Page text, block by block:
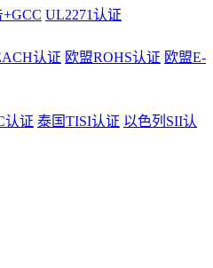
UL2271认证
认证 欧盟ROHS认证 欧盟E-
认证 泰国TISI认证 以色列SII认